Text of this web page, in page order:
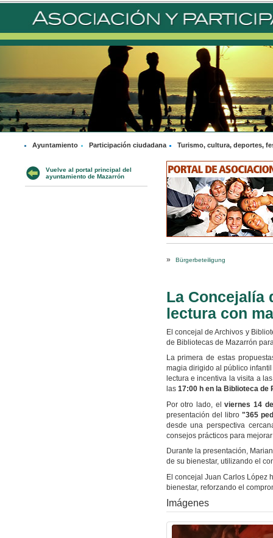
Ayuntamiento Participación ciudadana Turismo, cultura, deportes,
Vuelve al portal principal del
ayuntamiento de Mazarrón
» Bürgerbeteiligung
La Concejalía
lectura con
El concejal de Archivos y
de Bibliotecas de Mazarrón
La primera de estas
magia dirigido al público
lectura e incentiva la visita a
las 17:00 h en la Biblioteca de
Por otro lado, elviernes 14
presentación del libro "365
desde una perspectiva
consejos prácticos para
Durante la presentación,
de su bienestar, utilizando el
El concejal Juan Carlos López
bienestar, reforzando el
Imágenes